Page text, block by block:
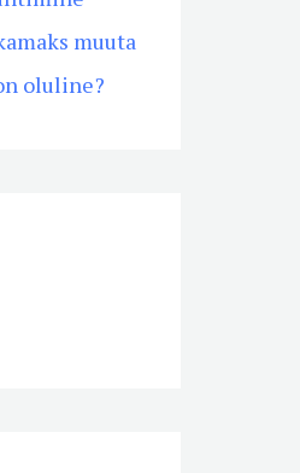
muuta
oluline?